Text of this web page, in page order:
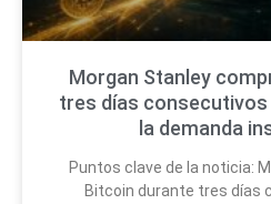
Morgan Stanley
tres días
la demanda
Puntos clave de la noticia:
Bitcoin durante tres días